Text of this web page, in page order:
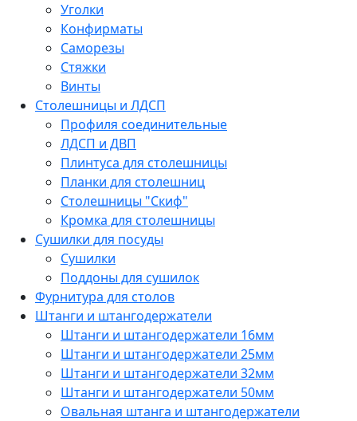
Уголки
Конфирматы
Саморезы
Стяжки
Винты
Столешницы и ЛДСП
Профиля соединительные
ЛДСП и ДВП
Плинтуса для столешницы
Планки для столешниц
Столешницы "Скиф"
Кромка для столешницы
Сушилки для посуды
Сушилки
Поддоны для сушилок
Фурнитура для столов
Штанги и штангодержатели
Штанги и штангодержатели 16мм
Штанги и штангодержатели 25мм
Штанги и штангодержатели 32мм
Штанги и штангодержатели 50мм
Овальная штанга и штангодержатели